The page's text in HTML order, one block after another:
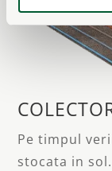
Pe timpul
stocata in